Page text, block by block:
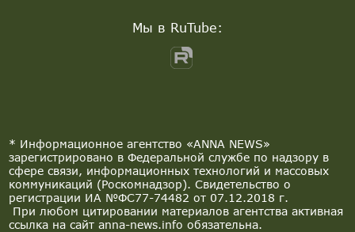
* Информационное агентство «ANNA NEWS»
зарегистрировано в Федеральной службе по надзору в
сфере связи, информационных технологий и массовых
коммуникаций (Роскомнадзор). Свидетельство о
регистрации ИА №ФС77-74482 от 07.12.2018 г.
При любом цитировании материалов агентства активная
ссылка на сайт anna-news.info обязательна.
Мы в RuTube: